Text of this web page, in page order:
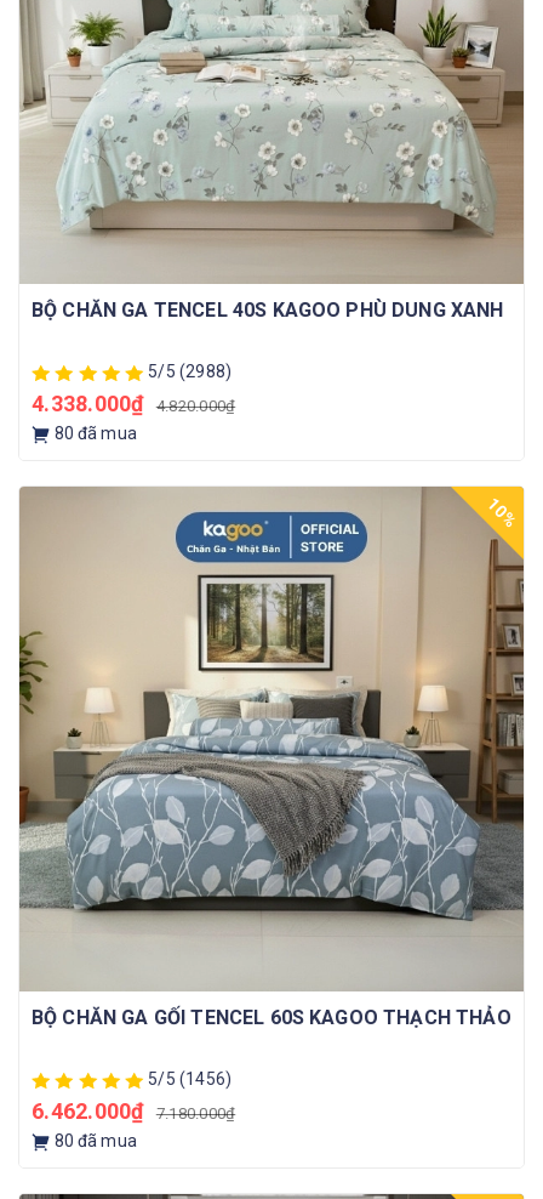
BỘ CHĂN GA TENCEL 40S KAGOO PHÙ DUNG XANH
5/5 (2988)
4.338.000₫ 4.820.000₫
80 đã mua
10%
BỘ CHĂN GA GỐI TENCEL 60S KAGOO THẠCH THẢO
5/5 (1456)
6.462.000₫ 7.180.000₫
80 đã mua